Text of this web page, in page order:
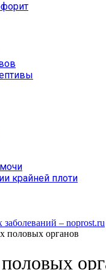
крайней плоти
– noprost.ru
половых органов